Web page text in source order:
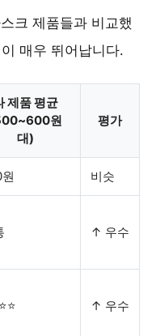
크 제품들과 비교했
매우 뛰어납니다.
제품 평균
원
대)
평가
비슷
↑ 우수
↑ 우수